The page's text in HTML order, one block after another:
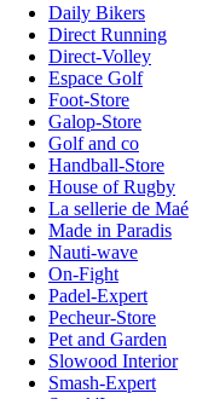
Daily Bikers
Direct Running
Direct-Volley
Espace Golf
Foot-Store
Galop-Store
Golf and co
Handball-Store
House of Rugby
La sellerie de Maé
Made in Paradis
Nauti-wave
On-Fight
Padel-Expert
Pecheur-Store
Pet and Garden
Slowood Interior
Smash-Expert